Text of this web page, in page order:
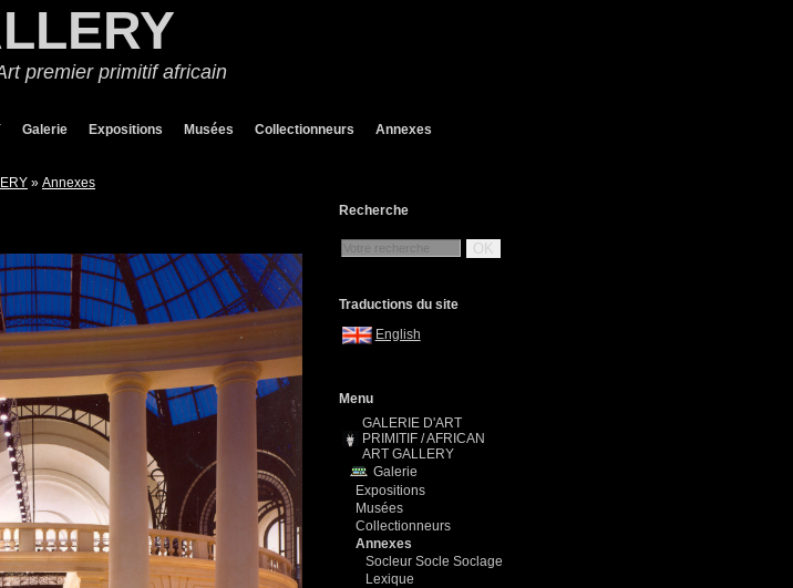
premier primitif africain
Galerie Expositions Musées Collectionneurs Annexes
» Annexes
Recherche
OK
Traductions du site
English
Menu
GALERIE D'ART
PRIMITIF / AFRICAN
ART GALLERY
Galerie
Expositions
Musées
Collectionneurs
Annexes
Socleur Socle Soclage
Lexique